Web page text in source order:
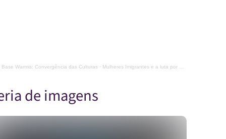
Warmis: Convergência das Culturas · Mulheres Imigrantes e a luta por moradia em São Paulo (parte3)
de imagens